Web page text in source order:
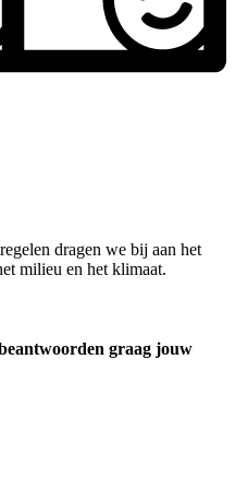
dragen we bij aan het
milieu en het klimaat.
graag jouw